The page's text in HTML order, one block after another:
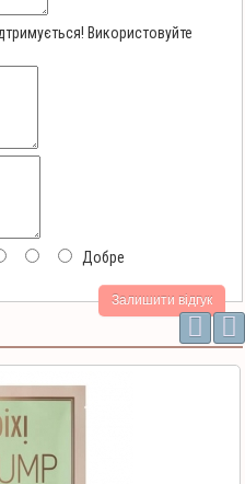
Використовуйте
Добре
Залишити відгук